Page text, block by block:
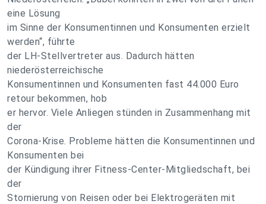
eine Lösung
im Sinne der Konsumentinnen und Konsumenten erzielt
werden“, führte
der LH-Stellvertreter aus. Dadurch hätten
niederösterreichische
Konsumentinnen und Konsumenten fast 44.000 Euro
retour bekommen, hob
er hervor. Viele Anliegen stünden in Zusammenhang mit
der
Corona-Krise. Probleme hätten die Konsumentinnen und
Konsumenten bei
der Kündigung ihrer Fitness-Center-Mitgliedschaft, bei
der
Stornierung von Reisen oder bei Elektrogeräten mit